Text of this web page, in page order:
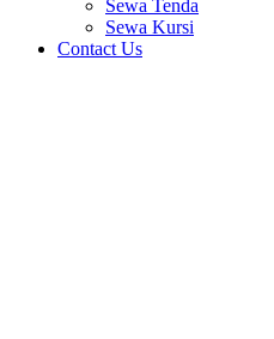
Sewa Tenda
Sewa Kursi
Contact Us